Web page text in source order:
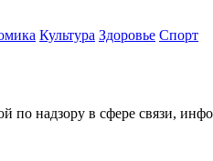
Культура Здоровье Спорт
надзору в сфере связи,